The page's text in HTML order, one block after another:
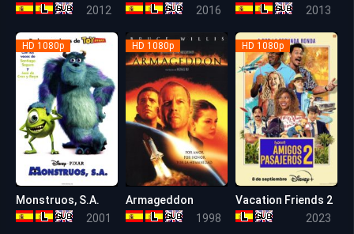
2012
2016
2013
HD 1080p
Monstruos, S.A.
2001
HD 1080p
Armageddon
1998
HD 1080p
Vacation Friends 2
2023